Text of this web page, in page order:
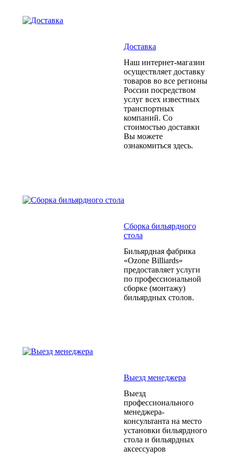
Доставка
Наш интернет-магазин
осуществляет доставку
товаров во все регионы
России посредством
услуг всех известных
транспортных
компаний. Со
стоимостью доставки
Вы можете
ознакомиться здесь.
Сборка бильярдного
стола
Бильярдная фабрика
«Ozone Billiards»
предоставляет услуги
по профессиональной
сборке (монтажу)
бильярдных столов.
Выезд менеджера
Выезд
профессионального
менеджера-
консультанта на место
установки бильярдного
стола и бильярдных
аксессуаров